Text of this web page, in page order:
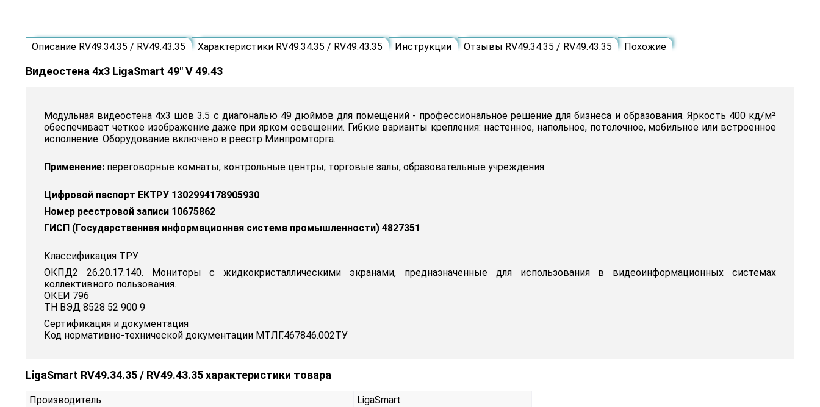
Описание RV49.34.35 / RV49.43.35 Характеристики RV49.34.35 / RV49.43.35 Инструкции Отзывы RV49.34.35 / RV49.43.35 Похожие
Видеостена 4x3 LigaSmart 49" V 49.43
Модульная видеостена 4x3 шов 3.5 с диагональю 49 дюймов для помещений - профессиональное решение для бизнеса и образования. Яркость 400 кд/м²
обеспечивает четкое изображение даже при ярком освещении. Гибкие варианты крепления: настенное, напольное, потолочное, мобильное или встроенное
исполнение. Оборудование включено в реестр Минпромторга.
Применение: переговорные комнаты, контрольные центры, торговые залы, образовательные учреждения.
Цифровой паспорт ЕКТРУ 1302994178905930
Номер реестровой записи 10675862
ГИСП (Государственная информационная система промышленности) 4827351
Классификация ТРУ
ОКПД2 26.20.17.140. Мониторы с жидкокристаллическими экранами, предназначенные для использования в видеоинформационных системах
коллективного пользования.
ОКЕИ 796
ТН ВЭД 8528 52 900 9
Сертификация и документация
Код нормативно-технической документации МТЛГ.467846.002ТУ
LigaSmart RV49.34.35 / RV49.43.35 характеристики товара
Производитель
LigaSmart